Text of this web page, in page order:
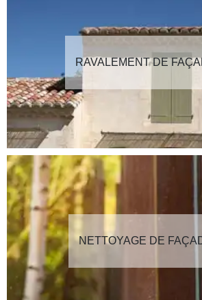
RAVALEMENT DE
NETTOYAGE DE